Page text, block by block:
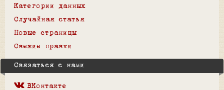
Категории данных
Случайная статья
Новые страницы
Свежие правки
Связаться с нами
ВКонтакте